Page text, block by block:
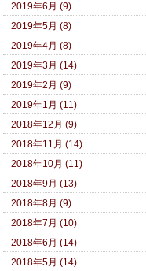
2019年6月 (9)
2019年5月 (8)
2019年4月 (8)
2019年3月 (14)
2019年2月 (9)
2019年1月 (11)
2018年12月 (9)
2018年11月 (14)
2018年10月 (11)
2018年9月 (13)
2018年8月 (9)
2018年7月 (10)
2018年6月 (14)
2018年5月 (14)